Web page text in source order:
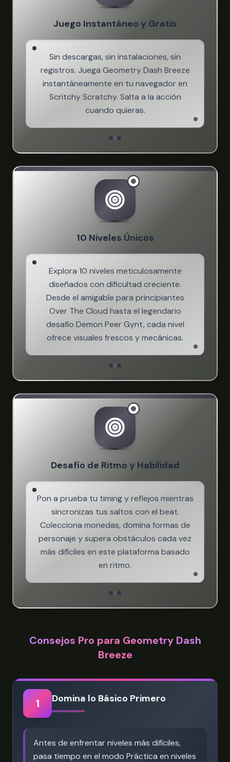
Juego Instantáneo y Gratis
Sin descargas, sin instalaciones, sin
registros. Juega Geometry Dash Breeze
instantáneamente en tu navegador en
Scritchy Scratchy. Salta a la acción
cuando quieras.
10 Niveles Únicos
Explora 10 niveles meticulosamente
diseñados con dificultad creciente.
Desde el amigable para principiantes
Over The Cloud hasta el legendario
desafío Demon Peer Gynt, cada nivel
ofrece visuales frescos y mecánicas.
Desafío de Ritmo y Habilidad
Pon a prueba tu timing y reflejos mientras
sincronizas tus saltos con el beat.
Colecciona monedas, domina formas de
personaje y supera obstáculos cada vez
más difíciles en este plataforma basado
en ritmo.
Consejos Pro para Geometry Dash
Breeze
1 Domina lo Básico Primero
Antes de enfrentar niveles más difíciles,
pasa tiempo en el modo Práctica en niveles